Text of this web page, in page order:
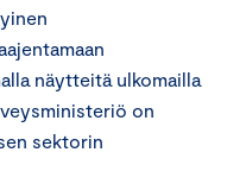
näytteitä ulkomailla
on
sektorin